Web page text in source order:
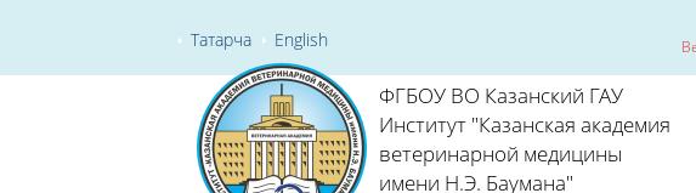
Татарча English
ФГБОУ ВО Казанский ГАУ
Институт "Казанская академия
ветеринарной медицины
имени Н.Э. Баумана"